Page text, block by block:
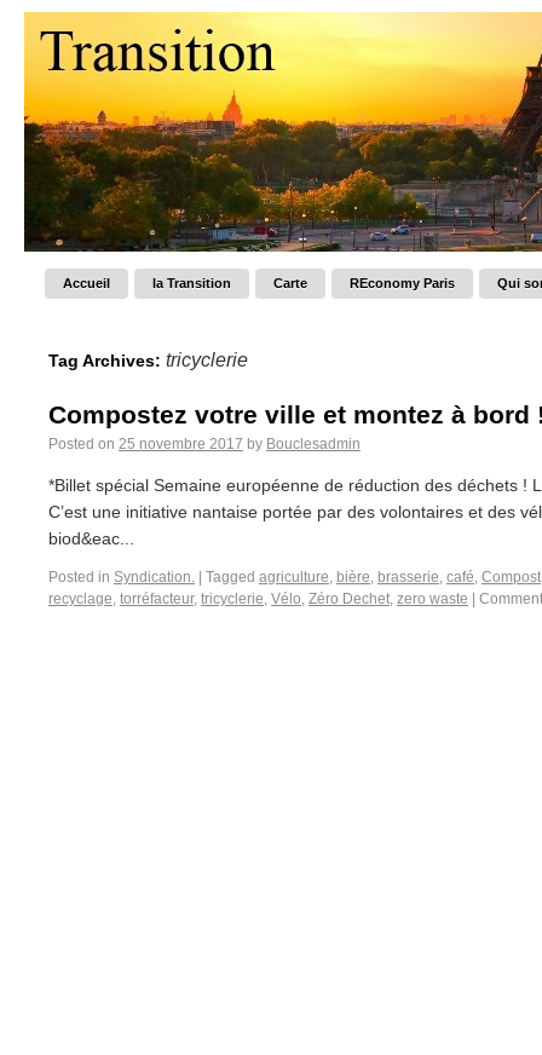
Accueil la Transition Carte REconomy Paris Qui
Tag Archives: tricyclerie
Compostez votre ville et montez à bord
Posted on 25 novembre 2017 by Bouclesadmin
*Billet spécial Semaine européenne de réduction des déchets !
C’est une initiative nantaise portée par des volontaires et des
biod&eac...
Posted in Syndication. Tagged agriculture, bière, brasserie, café, Compost
recyclage, torréfacteur, tricyclerie, Vélo, Zéro Dechet, zero waste